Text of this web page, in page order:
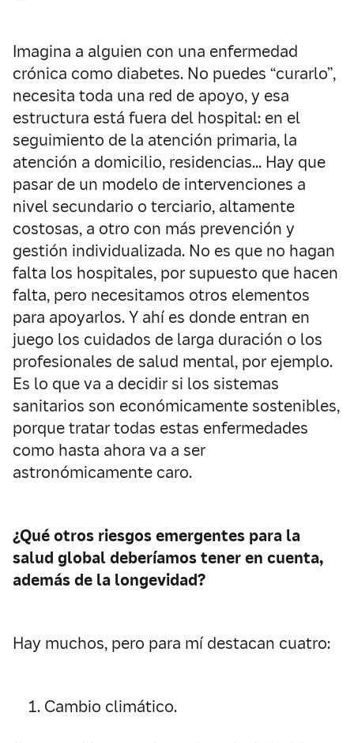
Imagina a alguien con una enfermedad
crónica como diabetes. No puedes “curarlo”,
necesita toda una red de apoyo, y esa
estructura está fuera del hospital: en el
seguimiento de la atención primaria, la
atención a domicilio, residencias… Hay que
pasar de un modelo de intervenciones a
nivel secundario o terciario, altamente
costosas, a otro con más prevención y
gestión individualizada. No es que no hagan
falta los hospitales, por supuesto que hacen
falta, pero necesitamos otros elementos
para apoyarlos. Y ahí es donde entran en
juego los cuidados de larga duración o los
profesionales de salud mental, por ejemplo.
Es lo que va a decidir si los sistemas
sanitarios son económicamente sostenibles,
porque tratar todas estas enfermedades
como hasta ahora va a ser
astronómicamente caro.
¿Qué otros riesgos emergentes para la
salud global deberíamos tener en cuenta,
además de la longevidad?
Hay muchos, pero para mí destacan cuatro:
Cambio climático.